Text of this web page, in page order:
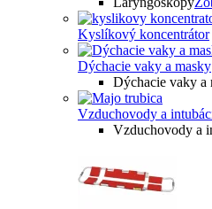
Kyslíkový koncentrátor
Dýchacie vaky a masky
Dýchacie vaky a
Vzduchovody a
Vzduchovody a